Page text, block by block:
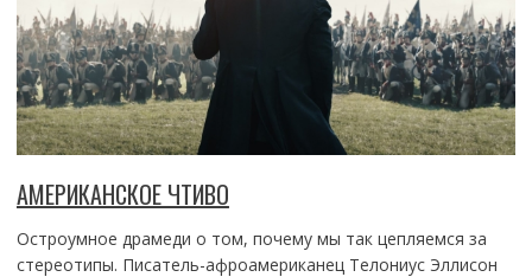
АМЕРИКАНСКОЕ ЧТИВО
Остроумное драмеди о том, почему мы так цепляемся за
стереотипы. Писатель-афроамериканец Телониус Эллисон